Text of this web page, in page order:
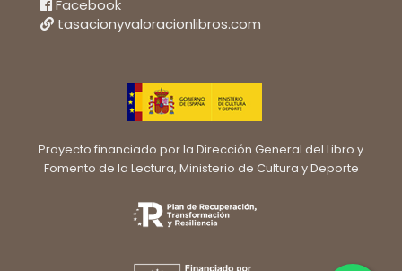
Facebook
tasacionyvaloracionlibros.com
Proyecto financiado por la Dirección General del Libro y
Fomento de la Lectura, Ministerio de Cultura y Deporte